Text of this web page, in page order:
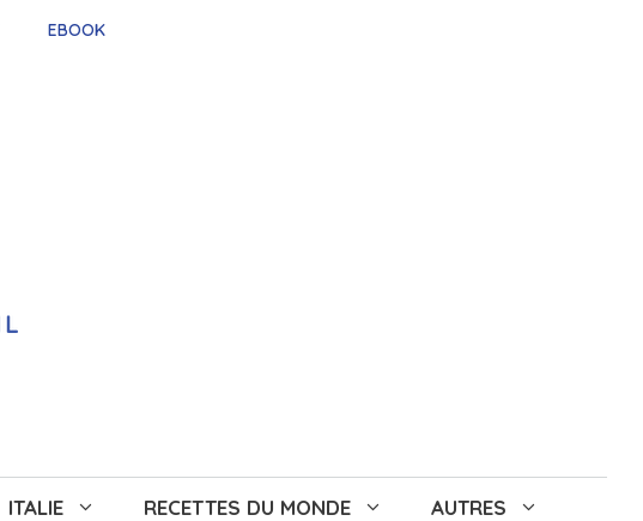
EBOOK
ITALIE RECETTES DU MONDE AUTRES